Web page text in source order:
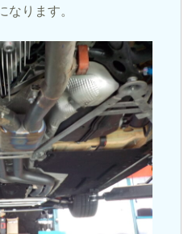
なります。